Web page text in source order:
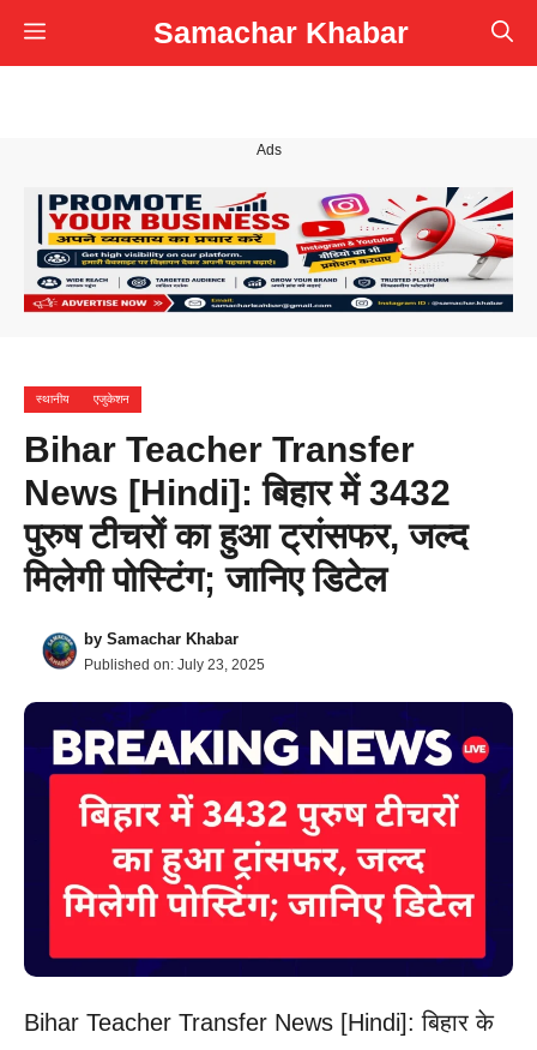
Skip
to
Samachar Khabar
Menu
Ads
स्थानीय एजुकेशन
Bihar Teacher Transfer
News [Hindi]: बिहार में 3432
पुरुष टीचरों का हुआ ट्रांसफर, जल्द
मिलेगी पोस्टिंग; जानिए डिटेल
by Samachar Khabar
Published on: July 23, 2025
Bihar Teacher Transfer News [Hindi]: बिहार के